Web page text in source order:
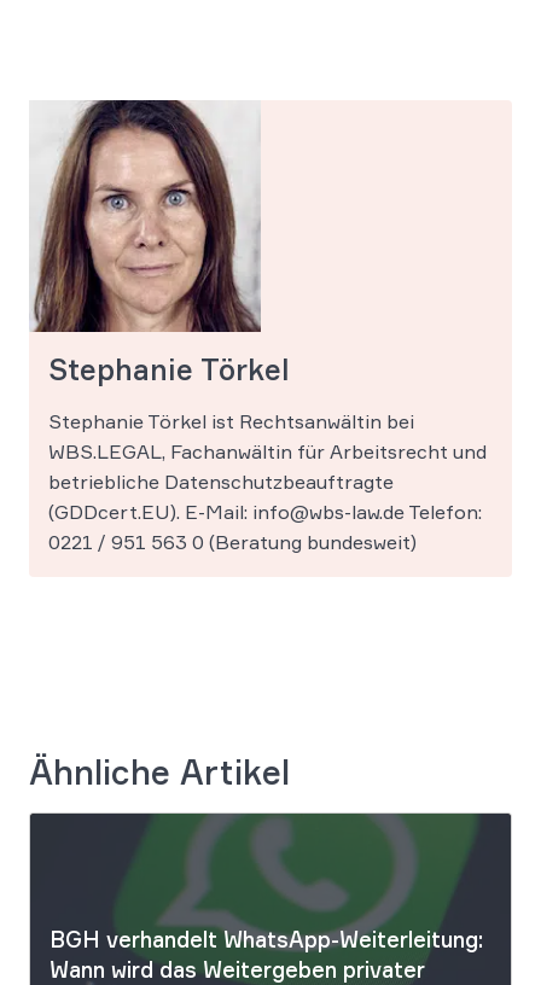
Stephanie Törkel
Stephanie Törkel ist Rechtsanwältin bei
WBS.LEGAL, Fachanwältin für Arbeitsrecht und
betriebliche Datenschutzbeauftragte
(GDDcert.EU). E-Mail: info@wbs-law.de Telefon:
0221 / 951 563 0 (Beratung bundesweit)
Ähnliche Artikel
BGH verhandelt WhatsApp-Weiterleitung:
Wann wird das Weitergeben privater